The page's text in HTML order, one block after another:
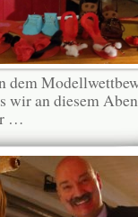
dem
wir an diesem
…